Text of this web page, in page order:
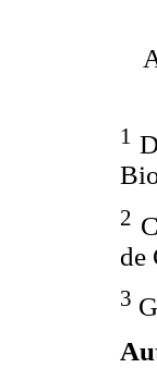
1
2
de
3